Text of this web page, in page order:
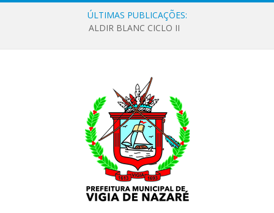
ÚLTIMAS PUBLICAÇÕES:
ALDIR BLANC CICLO II